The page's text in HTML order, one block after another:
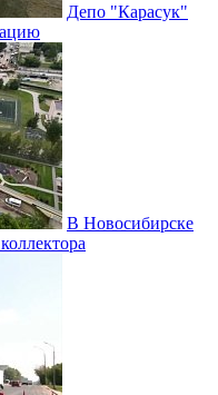
Депо "Карасук"
В Новосибирске